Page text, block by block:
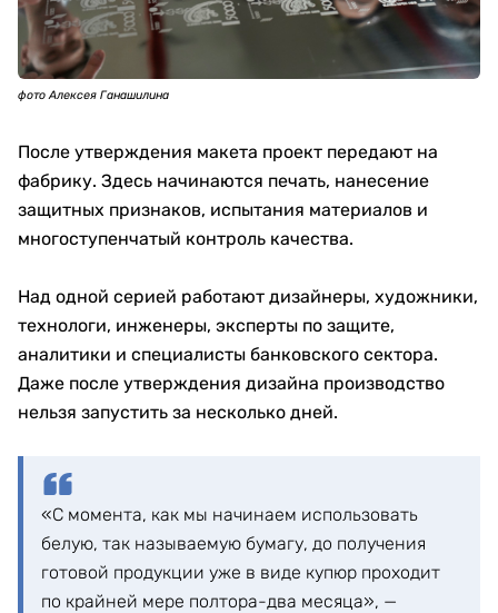
фото Алексея Ганашилина
После утверждения макета проект передают на
фабрику. Здесь начинаются печать, нанесение
защитных признаков, испытания материалов и
многоступенчатый контроль качества.
Над одной серией работают дизайнеры, художники,
технологи, инженеры, эксперты по защите,
аналитики и специалисты банковского сектора.
Даже после утверждения дизайна производство
нельзя запустить за несколько дней.
«С момента, как мы начинаем использовать
белую, так называемую бумагу, до получения
готовой продукции уже в виде купюр проходит
по крайней мере полтора-два месяца», —